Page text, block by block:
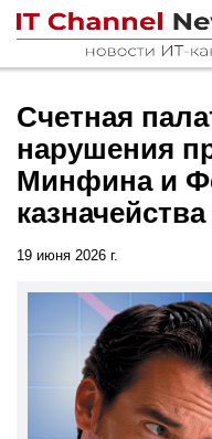
Счетная
нарушения
Минфина и
казначейства
19 июня 2026 г.